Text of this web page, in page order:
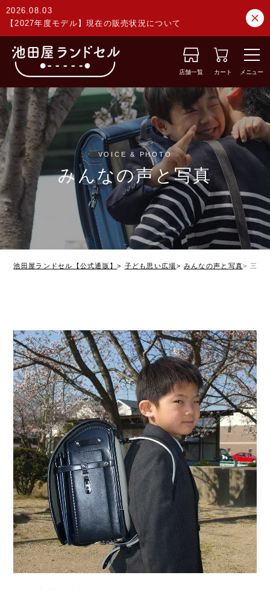
2026.08.03
【2027年度モデル】現在の販売状況について
店舗一覧 カート メニュー
VOICE & PHOTO
みんなの声と写真
池田屋ランドセル【公式通販】 子ども思い広場 みんなの声と写真 三重